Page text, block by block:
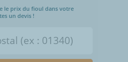
le prix du fioul dans votre
un devis !